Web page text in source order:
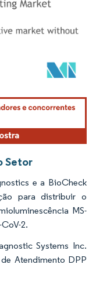
conforme CC BY 4.0.
Setor
e a BioCheck
para distribuir o
MS-
2.
Systems Inc.
Atendimento DPP